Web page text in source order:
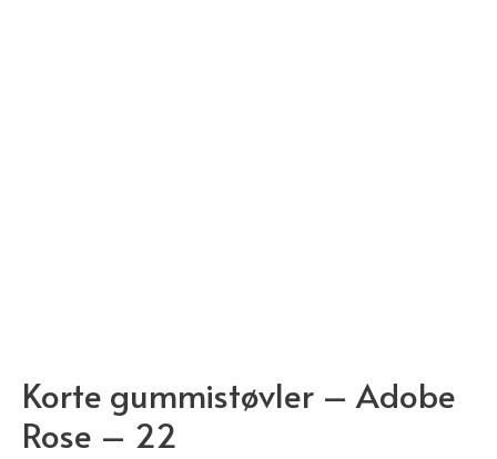
Korte gummistøvler – Adobe
Rose – 22